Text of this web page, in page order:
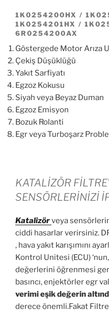
1K0254200HX /
1K0254201HX /
6R0254200AX
Göstergede Motor Arıza
Çekiş Düşüklüğü
Yakıt Sarfiyatı
Egzoz Kokusu
Siyah veya Beyaz Duman
Egzoz Emisyon
Bozuk Rolanti
Egr veya Turboşarz
KATALİZÖR
SENSÖRLERİNİZİ
Katalizörveya
ciddi hasarlar verirsiniz.
, hava yakıt karışımını
Kontrol Unitesi (ECU)
değerlerini öğrenmesi
basıncı, enjektörler egr
verimi eşik değerin
derece önemli.Fakat